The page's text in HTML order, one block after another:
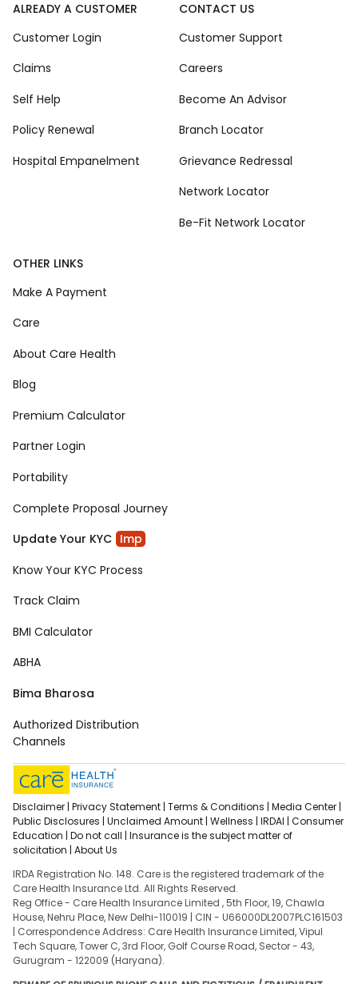
ALREADY A CUSTOMER
Customer Login
Claims
Self Help
Policy Renewal
Hospital Empanelment
CONTACT US
Customer Support
Careers
Become An Advisor
Branch Locator
Grievance Redressal
Network Locator
Be-Fit Network Locator
OTHER LINKS
Make A Payment
Care
About Care Health
Blog
Premium Calculator
Partner Login
Portability
Complete Proposal Journey
Update Your KYC Imp
Know Your KYC Process
Track Claim
BMI Calculator
ABHA
Bima Bharosa
Authorized Distribution
Channels
Disclaimer | Privacy Statement | Terms & Conditions | Media Center |
Public Disclosures | Unclaimed Amount | Wellness | IRDAI | Consumer
Education | Do not call | Insurance is the subject matter of
solicitation | About Us
IRDA Registration No. 148. Care is the registered trademark of the
Care Health Insurance Ltd. All Rights Reserved.
Reg Office - Care Health Insurance Limited , 5th Floor, 19, Chawla
House, Nehru Place, New Delhi-110019 | CIN - U66000DL2007PLC161503
| Correspondence Address: Care Health Insurance Limited, Vipul
Tech Square, Tower C, 3rd Floor, Golf Course Road, Sector - 43,
Gurugram - 122009 (Haryana).